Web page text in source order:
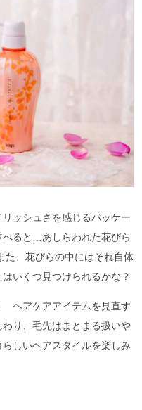
ッシュさを感じるパッケー
べると…あしらわれた花びら
、花びらの中にはそれ自体
いくつ見つけられるかな？
ヘアケアアイテムを見直す
り、毛先はまとまる扱いや
しいヘアスタイルを楽しみ